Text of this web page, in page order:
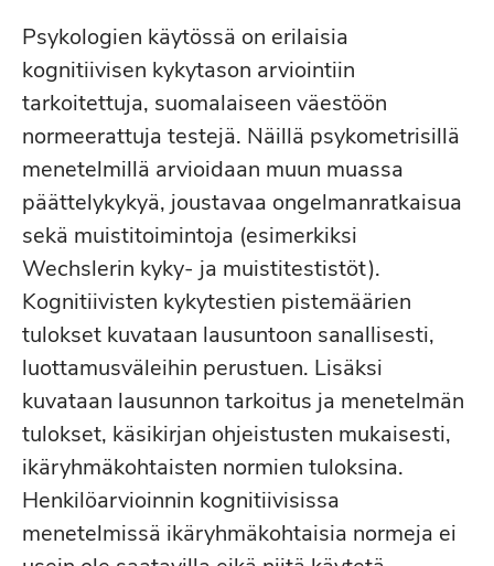
Psykologien käytössä on erilaisia
kognitiivisen kykytason arviointiin
tarkoitettuja, suomalaiseen väestöön
normeerattuja testejä. Näillä psykometrisillä
menetelmillä arvioidaan muun muassa
päättelykykyä, joustavaa ongelmanratkaisua
sekä muistitoimintoja (esimerkiksi
Wechslerin kyky- ja muistitestistöt).
Kognitiivisten kykytestien pistemäärien
tulokset kuvataan lausuntoon sanallisesti,
luottamusväleihin perustuen. Lisäksi
kuvataan lausunnon tarkoitus ja menetelmän
tulokset, käsikirjan ohjeistusten mukaisesti,
ikäryhmäkohtaisten normien tuloksina.
Henkilöarvioinnin kognitiivisissa
menetelmissä ikäryhmäkohtaisia normeja ei